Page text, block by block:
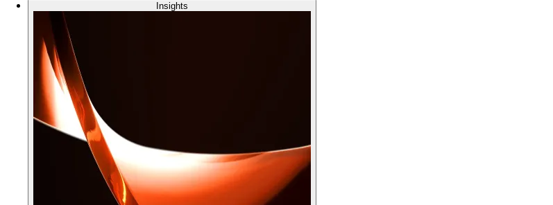
Insights